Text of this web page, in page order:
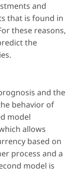
and
that is found in
these reasons,
the
and the
behavior of
model
allows
based on
process and a
model is